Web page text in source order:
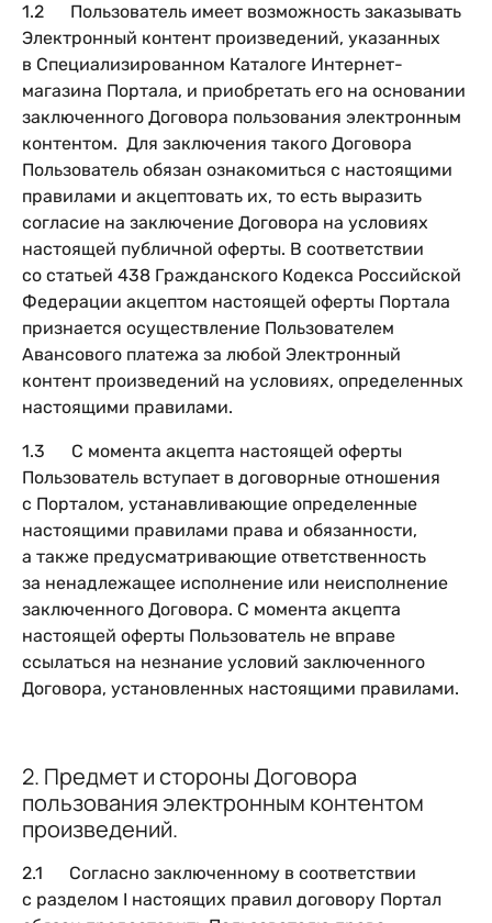
1.2 Пользователь имеет возможность заказывать
Электронный контент произведений, указанных
в Специализированном Каталоге Интернет-
магазина Портала, и приобретать его на основании
заключенного Договора пользования электронным
контентом. Для заключения такого Договора
Пользователь обязан ознакомиться с настоящими
правилами и акцептовать их, то есть выразить
согласие на заключение Договора на условиях
настоящей публичной оферты. В соответствии
со статьей 438 Гражданского Кодекса Российской
Федерации акцептом настоящей оферты Портала
признается осуществление Пользователем
Авансового платежа за любой Электронный
контент произведений на условиях, определенных
настоящими правилами.
1.3 С момента акцепта настоящей оферты
Пользователь вступает в договорные отношения
с Порталом, устанавливающие определенные
настоящими правилами права и обязанности,
а также предусматривающие ответственность
за ненадлежащее исполнение или неисполнение
заключенного Договора. С момента акцепта
настоящей оферты Пользователь не вправе
ссылаться на незнание условий заключенного
Договора, установленных настоящими правилами.
2. Предмет и стороны Договора
пользования электронным контентом
произведений.
2.1 Согласно заключенному в соответствии
с разделом I настоящих правил договору Портал